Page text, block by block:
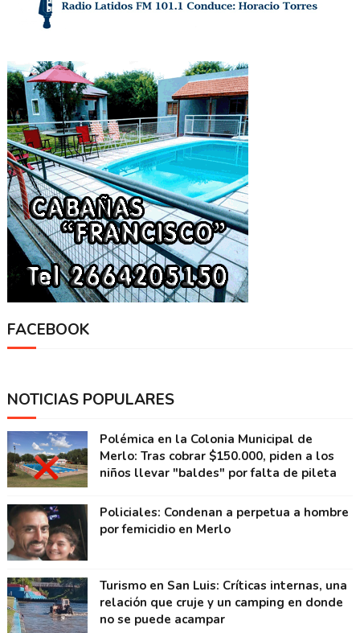
FACEBOOK
NOTICIAS POPULARES
Polémica en la Colonia Municipal de
Merlo: Tras cobrar $150.000, piden a los
niños llevar "baldes" por falta de pileta
Policiales: Condenan a perpetua a hombre
por femicidio en Merlo
Turismo en San Luis: Críticas internas, una
relación que cruje y un camping en donde
no se puede acampar